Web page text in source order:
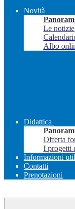
Novità
Le notizie
Albo
Didattica
Offerta
I progetti
Informazioni
Contatti
Prenotazioni